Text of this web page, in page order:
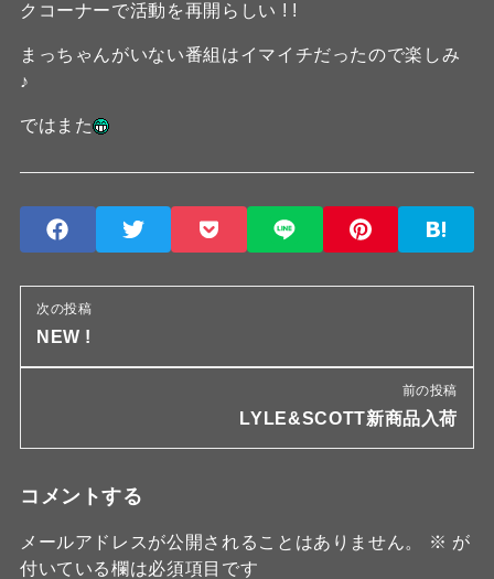
クコーナーで活動を再開らしい ! !
まっちゃんがいない番組はイマイチだったので楽しみ
♪
ではまた
次の投稿
NEW !
前の投稿
LYLE&SCOTT新商品入荷
コメントする
メールアドレスが公開されることはありません。 ※ が
付いている欄は必須項目です